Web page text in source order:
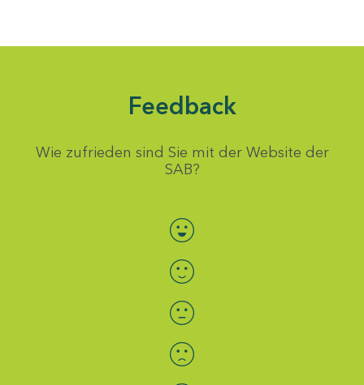
Feedback
Wie zufrieden sind Sie mit der Website der
SAB?
Bewertung auswählen